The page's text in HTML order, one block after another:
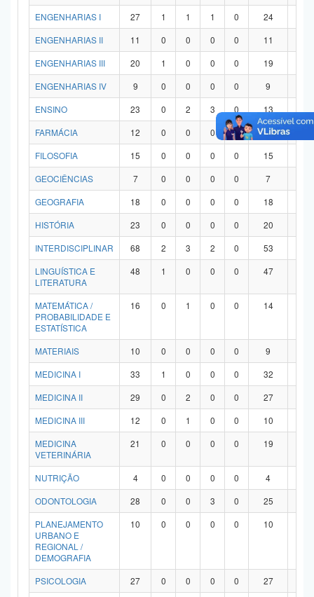
ENGENHARIAS I
27 1 1 1 0 24
ENGENHARIAS II
11 0 0 0 0 11
ENGENHARIAS III
20 1 0 0 0 19
ENGENHARIAS IV
9 0 0 0 0 9
ENSINO
23 0 2 3 0 13
FARMÁCIA
12 0 0 0 0 12
FILOSOFIA
15 0 0 0 0 15
GEOCIÊNCIAS
7 0 0 0 0 7
GEOGRAFIA
18 0 0 0 0 18
HISTÓRIA
23 0 0 0 0 20
INTERDISCIPLINAR
68 2 3 2 0 53
LINGUÍSTICA E
LITERATURA
48 1 0 0 0 47
MATEMÁTICA /
PROBABILIDADE E
ESTATÍSTICA
16 0 1 0 0 14
MATERIAIS 10 0 0 0 0 9
MEDICINA I
33 1 0 0 0 32
MEDICINA II
29 0 2 0 0 27
MEDICINA III
12 0 1 0 0 10
MEDICINA
VETERINÁRIA
21 0 0 0 0 19
NUTRIÇÃO 4 0 0 0 0 4
ODONTOLOGIA
28 0 0 3 0 25
PLANEJAMENTO
URBANO E
REGIONAL /
DEMOGRAFIA
10 0 0 0 0 10
PSICOLOGIA 27 0 0 0 0 27